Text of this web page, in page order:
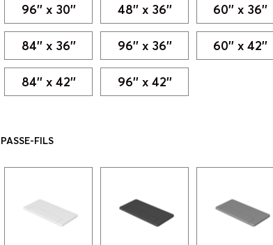
96'' x 30'' 48'' x 36'' 60'' x 36''
84'' x 36'' 96'' x 36'' 60'' x 42''
84'' x 42'' 96'' x 42''
PASSE-FILS